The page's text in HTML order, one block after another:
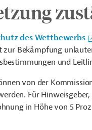
des Wettbewerbs
Bekämpfung
und
von der
Für
in Höhe von 5